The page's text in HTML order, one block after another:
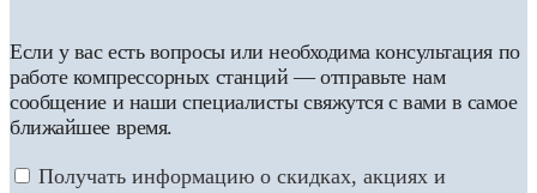
Если у вас есть вопросы или необходима консультация по
работе компрессорных станций — отправьте нам
сообщение и наши специалисты свяжутся с вами в самое
ближайшее время.
Получать информацию о скидках, акциях и